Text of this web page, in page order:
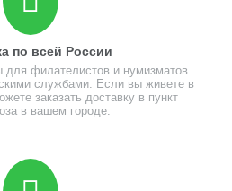
по всей России
филателистов и нумизматов
службами. Если вы живете в
заказать доставку в пункт
в вашем городе.